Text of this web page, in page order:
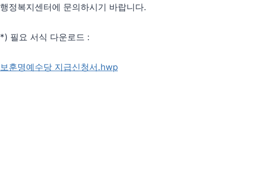
행정복지센터에 문의하시기 바랍니다.
*) 필요 서식 다운로드 :
보훈명예수당 지급신청서.hwp